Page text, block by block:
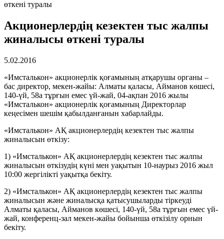
өткені туралы
Акционерлердің кезектен тыс жалпы
жиналысы өткені туралы
5.02.2016
«Имсталькон» акционерлік қоғамының атқарушы органы –
бас директор, мекен-жайы: Алматы қаласы, Айманов көшесі,
140-үй, 58а тұрғын емес үй-жай, 04-ақпан 2016 жылы
«Имсталькон» акционерлік қоғамының Директорлар
кеңесімен шешім қабылданғанын хабарлайды.
«Имсталькон» АҚ акционерлердің кезектен тыс жалпы
жиналысын өткізу:
1) «Имсталькон» АҚ акционерлердің кезектен тыс жалпы
жиналысын өткізудің күні мен уақытын 10-наурыз 2016 жыл
10:00 жергілікті уақытқа бекіту.
2) «Имсталькон» АҚ акционерлердің кезектен тыс жалпы
жиналысын және жиналысқа қатысушыларды тіркеуді
Алматы қаласы, Айманов көшесі, 140-үй, 58а тұрғын емес үй-
жай, конференц-зал мекен-жайы бойынша өткізілу орнын
бекіту.